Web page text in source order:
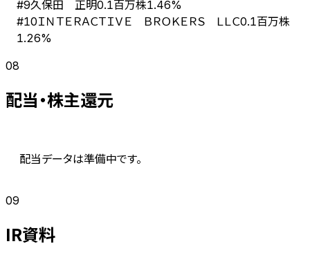
#9久保田 正明0.1百万株1.46%
#10ＩＮＴＥＲＡＣＴＩＶＥ ＢＲＯＫＥＲＳ ＬＬＣ0.1百万株
1.26%
08
配当・株主還元
配当データは準備中です。
09
IR資料